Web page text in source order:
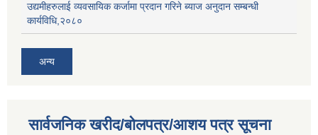
उद्यमीहरुलाई व्यवसायिक कर्जामा प्रदान गरिने ब्याज अनुदान सम्बन्धी
कार्यविधि,२०८०
अन्य
सार्वजनिक खरीद/बोलपत्र/आशय पत्र सूचना